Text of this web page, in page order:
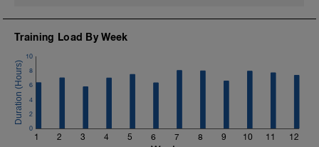
Training Load By Week
1 2 3 4 5 6 7 8 9 10 11 12
0
2
4
6
8
10